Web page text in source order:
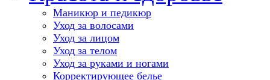
Маникюр и педикюр
Уход за волосами
Уход за лицом
Уход за телом
Уход за руками и ногами
Корректирующее белье